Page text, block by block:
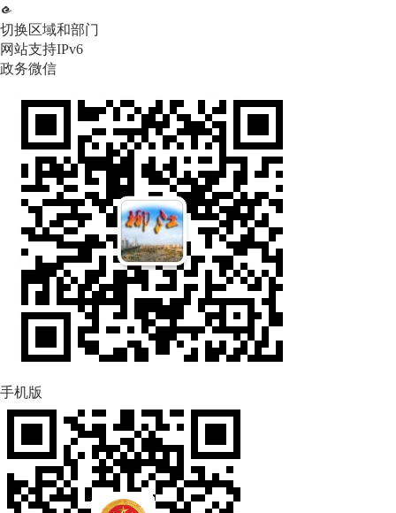
切换区域和部门
网站支持IPv6
政务微信
手机版